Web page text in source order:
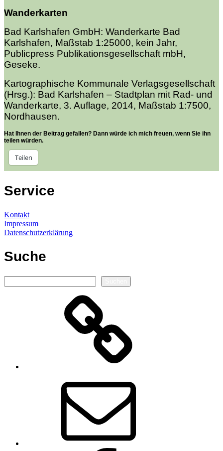
Wanderkarten
Bad Karlshafen GmbH: Wanderkarte Bad
Karlshafen, Maßstab 1:25000, kein Jahr,
Publicpress Publikationsgesellschaft mbH,
Geseke.
Kartographische Kommunale Verlagsgesellschaft
(Hrsg.): Bad Karlshafen – Stadtplan mit Rad- und
Wanderkarte, 3. Auflage, 2014, Maßstab 1:7500,
Nordhausen.
Hat Ihnen der Beitrag gefallen? Dann würde ich mich freuen, wenn Sie ihn
teilen würden.
Teilen
Service
Kontakt
Impressum
Datenschutzerklärung
Suche